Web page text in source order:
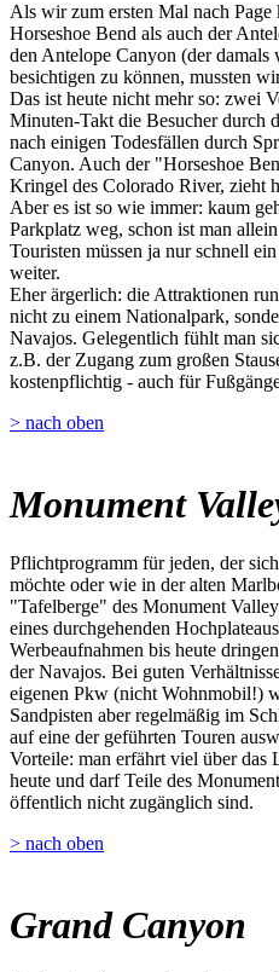
Als wir zum ersten Mal nach
Horseshoe Bend als auch der
den Antelope Canyon (der
besichtigen zu können, mussten
Das ist heute nicht mehr so: zwei
Minuten-Takt die Besucher durch
nach einigen Todesfällen durch
Canyon. Auch der "Horseshoe
Kringel des Colorado River, zieht
Aber es ist so wie immer: kaum
Parkplatz weg, schon ist man
Touristen müssen ja nur schnell
weiter.
Eher ärgerlich: die Attraktionen
nicht zu einem Nationalpark,
Navajos. Gelegentlich fühlt man
z.B. der Zugang zum großen
kostenpflichtig - auch für
> nach oben
Monument
Pflichtprogramm für jeden, der
möchte oder wie in der alten
"Tafelberge" des Monument
eines durchgehenden
Werbeaufnahmen bis heute
der Navajos. Bei guten
eigenen Pkw (nicht Wohnmobil!)
Sandpisten aber regelmäßig im
auf eine der geführten Touren
Vorteile: man erfährt viel über das
heute und darf Teile des
öffentlich nicht zugänglich sind.
> nach oben
Grand Canyon